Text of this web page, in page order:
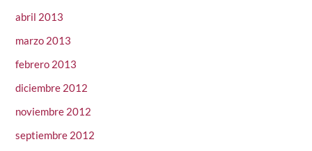
abril 2013
marzo 2013
febrero 2013
diciembre 2012
noviembre 2012
septiembre 2012